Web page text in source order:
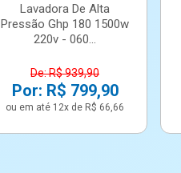
Lavadora De Alta
Pressão Ghp 180 1500w
220v - 060...
De: R$ 939,90
Por: R$ 799,90
ou em até 12x de R$ 66,66